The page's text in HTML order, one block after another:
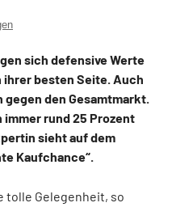
sich defensive Werte
ihrer besten Seite. Auch
den Gesamtmarkt.
rund 25 Prozent
sieht auf dem
Kaufchance“.
tolle Gelegenheit, so